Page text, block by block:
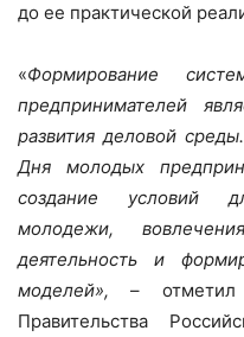
до ее практической
«Формирование
предпринимателей
развития деловой
Дня молодых
создание условий
молодежи,
деятельность и
моделей», – отметил
Правительства